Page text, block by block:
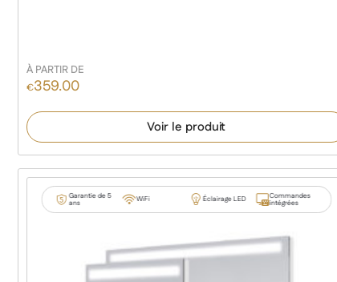
À PARTIR DE
€359.00
Voir le produit
Garantie de 5
ans WiFi Éclairage LED Commandes
intégrées